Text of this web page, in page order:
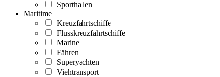
Sporthallen
Maritime
Kreuzfahrtschiffe
Flusskreuzfahrtschiffe
Marine
Fähren
Superyachten
Viehtransport